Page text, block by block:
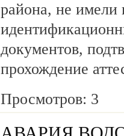
района, не имели
документов,
прохождение
Просмотров: 3